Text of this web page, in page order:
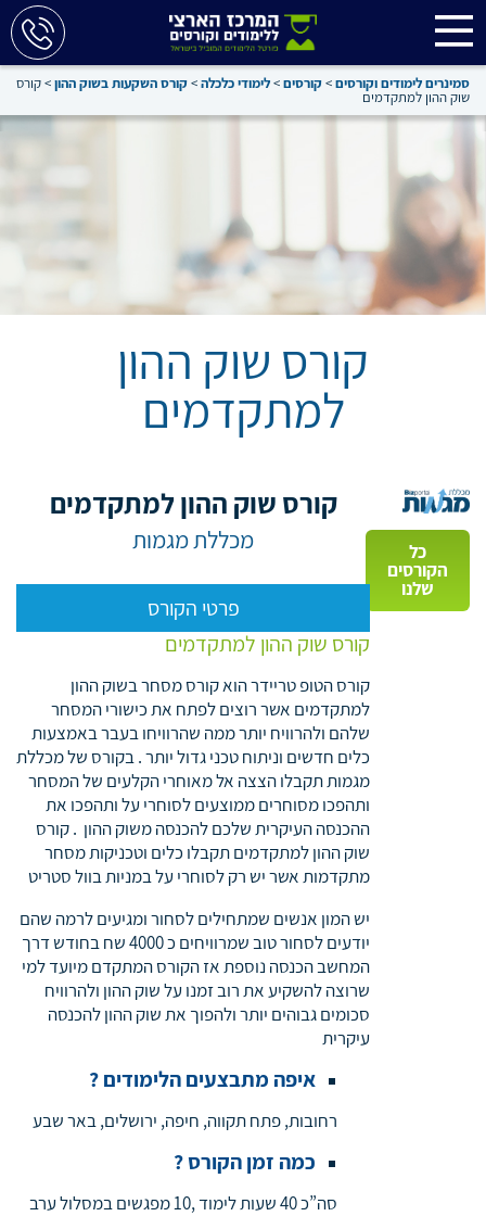
סמינרים לימודים וקורסים>קורסים>לימודי כלכלה>קורס השקעות בשוק ההון>קורס
שוק ההון למתקדמים
קורס שוק ההון
למתקדמים
כל
הקורסים
שלנו
קורס שוק ההון למתקדמים
מכללת מגמות
פרטי הקורס
קורס שוק ההון למתקדמים
קורס הטופ טריידר הוא קורס מסחר בשוק ההון
למתקדמים אשר רוצים לפתח את כישורי המסחר
שלהם ולהרוויח יותר ממה שהרוויחו בעבר באמצעות
כלים חדשים וניתוח טכני גדול יותר . בקורס של מכללת
מגמות תקבלו הצצה אל מאוחרי הקלעים של המסחר
ותהפכו מסוחרים ממוצעים לסוחרי על ותהפכו את
ההכנסה העיקרית שלכם להכנסה משוק ההון . קורס
שוק ההון למתקדמים תקבלו כלים וטכניקות מסחר
מתקדמות אשר יש רק לסוחרי על במניות בוול סטריט
יש המון אנשים שמתחילים לסחור ומגיעים לרמה שהם
יודעים לסחור טוב שמרוויחים כ 4000 שח בחודש דרך
המחשב הכנסה נוספת אז הקורס המתקדם מיועד למי
שרוצה להשקיע את רוב זמנו על שוק ההון ולהרוויח
סכומים גבוהים יותר ולהפוך את שוק ההון להכנסה
עיקרית
איפה מתבצעים הלימודים ?
רחובות, פתח תקווה, חיפה, ירושלים, באר שבע
כמה זמן הקורס ?
סה”כ 40 שעות לימוד ,10 מפגשים במסלול ערב